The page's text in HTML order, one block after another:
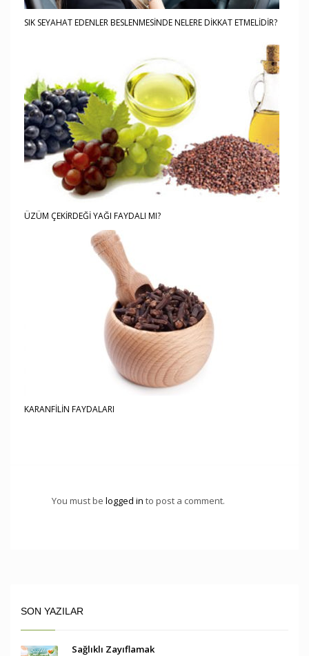
SIK SEYAHAT EDENLER BESLENMESİNDE NELERE DİKKAT ETMELİDİR?
ÜZÜM ÇEKİRDEĞİ YAĞI FAYDALI MI?
KARANFİLİN FAYDALARI
You must be logged in to post a comment.
SON YAZILAR
Sağlıklı Zayıflamak